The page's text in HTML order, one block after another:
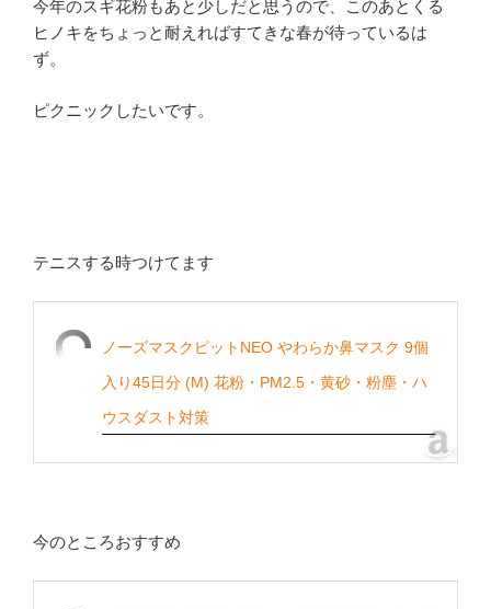
今年のスギ花粉もあと少しだと思うので、このあとくる
ヒノキをちょっと耐えればすてきな春が待っているは
ず。
ピクニックしたいです。
テニスする時つけてます
ノーズマスクピットNEO やわらか鼻マスク 9個
入り45日分 (M) 花粉・PM2.5・黄砂・粉塵・ハ
ウスダスト対策
今のところおすすめ